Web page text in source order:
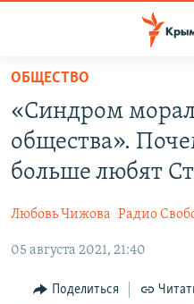
Вернуться
основному
содержанию
Вернутся
главной
Вернутся
поиску
СПЕЦПРОЕКТЫ
11 ЛЕТ ОККУПАЦИИ КРЫМА.
ВОДА
ЕЩЕ
ИНТЕРАКТИВ
ИНФОГРАФИКА
РАДІО СВОБОДА
КАК ОБОЙТИ
ОБЩЕСТВО
«Синдром
общества».
больше любят
Любовь Чижова Радио
05 августа 2021, 21:40
Поделиться